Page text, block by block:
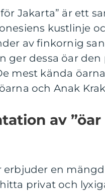
Jakarta” är ett
kustlinje
av finkornig
ger dessa öar
mest kända
och Anak
av
erbjuder en
privat och